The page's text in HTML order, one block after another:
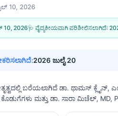
10, 2026
10, 2026🩺 ವೈದ್ಯಕೀಯವಾಗಿ ಪರಿಶೀಲಿಸಲಾಗಿದೆ:
2026 ಜುಲೈ 20
ಬರೆಯಲಾಗಿದೆ ಡಾ. ಥಾಮಸ್ ಕ್ಲೈನ್,
ಮತ್ತು ಡಾ. ಸಾರಾ ಮಿಚೆಲ್, MD,